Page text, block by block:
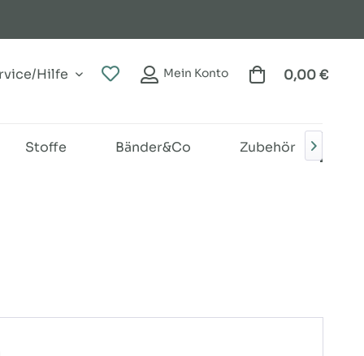
Hilfe Mein Konto 0,00 €
Stoffe Bänder&Co Zubehör 